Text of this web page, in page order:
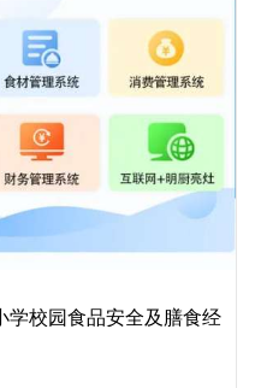
学校园食品安全及膳食经
发，引发各界广泛关注，